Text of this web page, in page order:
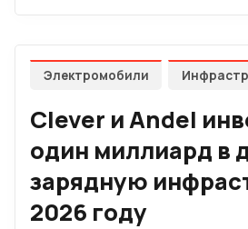
Электромобили
Clever и Andel
один миллиард в
зарядную
2026 году